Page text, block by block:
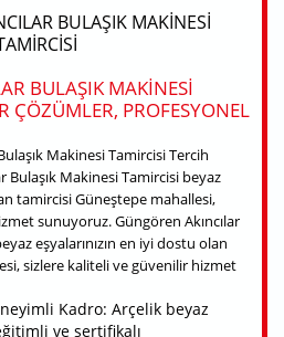
BULAŞIK MAKINESI
BULAŞIK MAKINESI
ÇÖZÜMLER, PROFESYONEL
Makinesi Tamircisi Tercih
Bulaşık Makinesi Tamircisi beyaz
tamircisi Güneştepe mahallesi,
sunuyoruz. Güngören Akıncılar
eşyalarınızın en iyi dostu olan
sizlere kaliteli ve güvenilir hizmet
Kadro: Arçelik beyaz
ve sertifikalı